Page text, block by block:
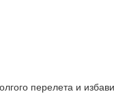
перелета и